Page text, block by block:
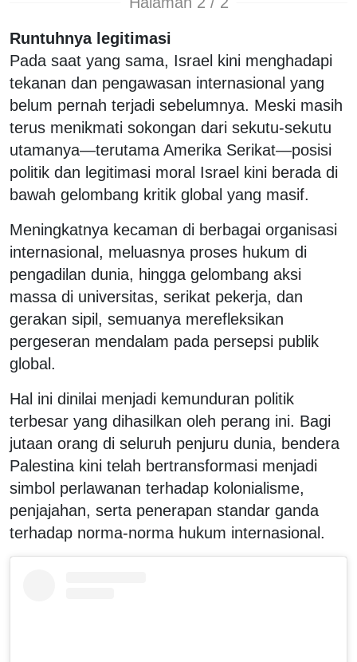
Runtuhnya legitimasi
Pada saat yang sama, Israel kini menghadapi
tekanan dan pengawasan internasional yang
belum pernah terjadi sebelumnya. Meski masih
terus menikmati sokongan dari sekutu-sekutu
utamanya—terutama Amerika Serikat—posisi
politik dan legitimasi moral Israel kini berada di
bawah gelombang kritik global yang masif.
Meningkatnya kecaman di berbagai organisasi
internasional, meluasnya proses hukum di
pengadilan dunia, hingga gelombang aksi
massa di universitas, serikat pekerja, dan
gerakan sipil, semuanya merefleksikan
pergeseran mendalam pada persepsi publik
global.
Hal ini dinilai menjadi kemunduran politik
terbesar yang dihasilkan oleh perang ini. Bagi
jutaan orang di seluruh penjuru dunia, bendera
Palestina kini telah bertransformasi menjadi
simbol perlawanan terhadap kolonialisme,
penjajahan, serta penerapan standar ganda
terhadap norma-norma hukum internasional.